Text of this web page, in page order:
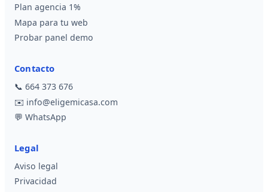
Plan agencia 1%
Mapa para tu web
Probar panel demo
Contacto
📞 664 373 676
✉️ info@eligemicasa.com
💬 WhatsApp
Legal
Aviso legal
Privacidad